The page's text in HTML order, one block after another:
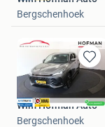
Bergschenhoek
in
Mijn
Wim Hofman Auto
Bergschenhoek